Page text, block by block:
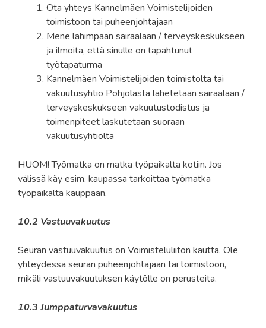
Ota yhteys Kannelmäen Voimistelijoiden
toimistoon tai puheenjohtajaan
Mene lähimpään sairaalaan / terveyskeskukseen
ja ilmoita, että sinulle on tapahtunut
työtapaturma
Kannelmäen Voimistelijoiden toimistolta tai
vakuutusyhtiö Pohjolasta lähetetään sairaalaan /
terveyskeskukseen vakuutustodistus ja
toimenpiteet laskutetaan suoraan
vakuutusyhtiöltä
HUOM! Työmatka on matka työpaikalta kotiin. Jos
välissä käy esim. kaupassa tarkoittaa työmatka
työpaikalta kauppaan.
10.2 Vastuuvakuutus
Seuran vastuuvakuutus on Voimisteluliiton kautta. Ole
yhteydessä seuran puheenjohtajaan tai toimistoon,
mikäli vastuuvakuutuksen käytölle on perusteita.
10.3 Jumppaturvavakuutus